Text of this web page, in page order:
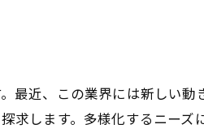
最近、この業界には新しい
求します。多様化するニー